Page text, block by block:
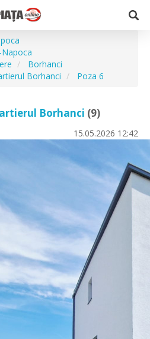
Borhanci
Borhanci
Poza 6
Borhanci (9)
15.05.2026 12:42